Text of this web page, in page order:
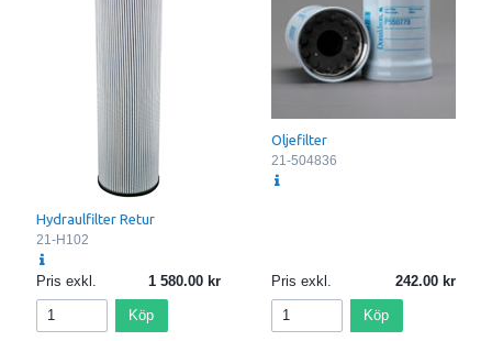
Hydraulfilter Retur
21-H102
Pris exkl. 1 580.00
Köp
Oljefilter
21-504836
Pris exkl. 242.00
Köp